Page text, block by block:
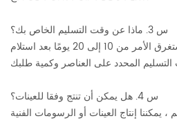
س 3. ماذا عن وقت التسليم الخاص بك؟
ج: بشكل عام ، سوف يستغرق الأمر من 10 إلى 20 يومًا بعد استلام
س 4. هل يمكن أن تنتج وفقا للعينات؟